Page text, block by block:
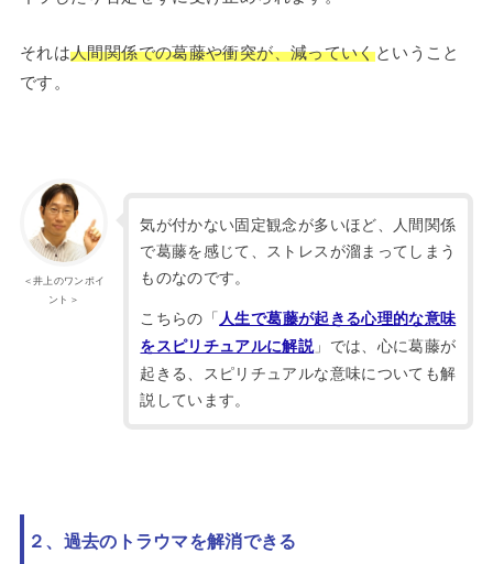
それは人間関係での葛藤や衝突が、減っていくということ
です。
＜井上のワンポイ
ント＞
気が付かない固定観念が多いほど、人間関係
で葛藤を感じて、ストレスが溜まってしまう
ものなのです。
こちらの「人生で葛藤が起きる心理的な意味
をスピリチュアルに解説」では、心に葛藤が
起きる、スピリチュアルな意味についても解
説しています。
２、過去のトラウマを解消できる